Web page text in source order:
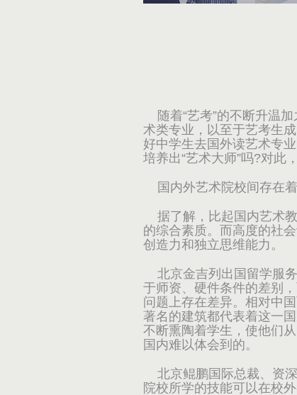
随着“艺考”的不断升温
术类专业，以至于艺考生
好中学生去国外读艺术专
培养出“艺术大师”吗?对此
国内外艺术院校间存在
据了解，比起国内艺术
的综合素质。而高度的社
创造力和独立思维能力。
北京金吉列出国留学服
于师资、硬件条件的差别
问题上存在差异。相对中
著名的建筑都代表着这一
不断熏陶着学生，使他们
国内难以体会到的。
北京鲲鹏国际总裁、资深
院校所学的技能可以在校